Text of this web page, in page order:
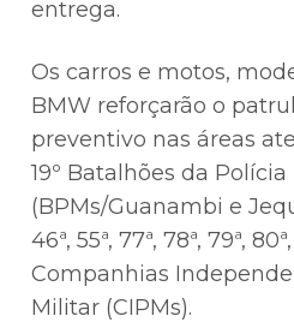
entrega.
Os carros e motos,
BMW reforçarão o
preventivo nas áreas
19º Batalhões da
(BPMs/Guanambi e
46ª, 55ª, 77ª, 78ª, 79ª,
Companhias
Militar (CIPMs).